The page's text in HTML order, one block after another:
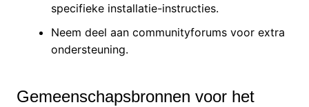
specifieke installatie-instructies.
Neem deel aan communityforums voor extra
ondersteuning.
Gemeenschapsbronnen voor het